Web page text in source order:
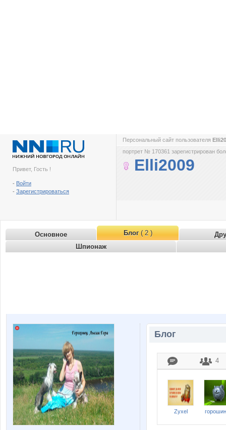
Привет, Гость !
- Войти
- Зарегистрироваться
Персональный сайт пользователя
портрет № 170361 зарегистрирован
Elli2009
Основное Блог( 2 )
Шпионаж
Блог
4
Zyxel